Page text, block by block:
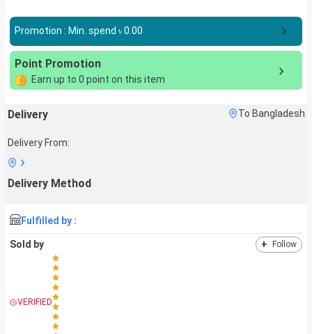
Promotion : Min. spend ৳0.00
Point Promotion
Earn up to 0 point on this item
Delivery To Bangladesh
Delivery From:
Delivery Method
Fulfilled by :
Sold by + Follow
VERIFIED